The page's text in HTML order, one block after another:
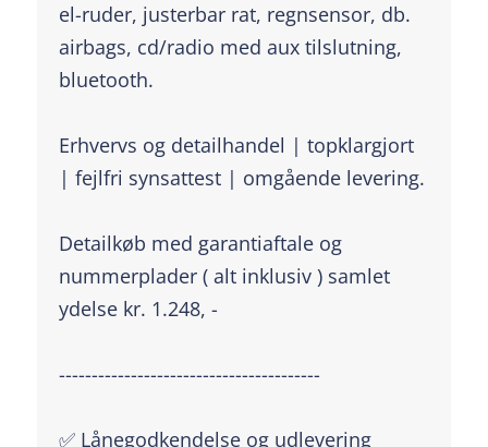
el-ruder, justerbar rat, regnsensor, db.
airbags, cd/radio med aux tilslutning,
bluetooth.
Erhvervs og detailhandel | topklargjort
| fejlfri synsattest | omgående levering.
Detailkøb med garantiaftale og
nummerplader ( alt inklusiv ) samlet
ydelse kr. 1.248, -
----------------------------------------
✅ Lånegodkendelse og udlevering